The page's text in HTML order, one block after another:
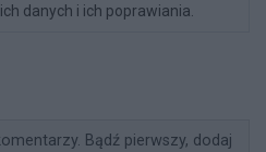
danych i ich poprawiania.
Bądź pierwszy, dodaj